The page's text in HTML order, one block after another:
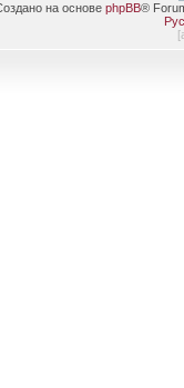
на основе phpBB®
[